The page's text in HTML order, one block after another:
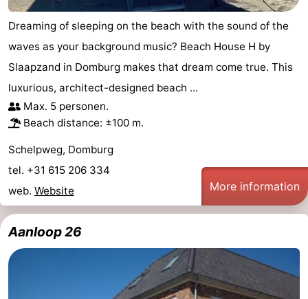
Dreaming of sleeping on the beach with the sound of the
waves as your background music? Beach House H by
Slaapzand in Domburg makes that dream come true. This
luxurious, architect-designed beach ...
Max. 5 personen.
Beach distance: ±100 m.
Schelpweg, Domburg
tel. +31 615 206 334
web. Website More information
Aanloop 26